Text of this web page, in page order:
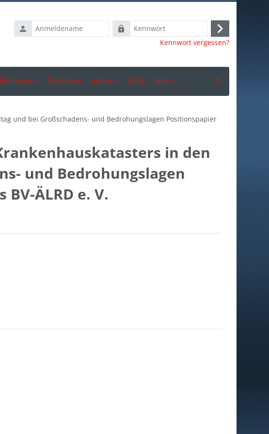
Anmeldename
Kennwort
Anmelden
Kennwort vergessen?
Disclaimer Intern DAGs Mehr
Suchen
und bei Großschadens- und Bedrohungslagen Positionspapier
in den
und Bedrohungslagen
ÄLRD e. V.